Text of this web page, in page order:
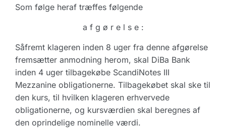
Som følge heraf træffes følgende
a f g ø r e l s e :
Såfremt klageren inden 8 uger fra denne afgørelse
fremsætter anmodning herom, skal DiBa Bank
inden 4 uger tilbagekøbe ScandiNotes III
Mezzanine obligationerne. Tilbagekøbet skal ske til
den kurs, til hvilken klageren erhvervede
obligationerne, og kursværdien skal beregnes af
den oprindelige nominelle værdi.